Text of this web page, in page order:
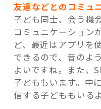
友達などとのコミュ
子ども同士、会う機
コミュニケーション
ど、最近はアプリを
できるので、昔のよ
よいですね。また、
子どももいます。中
信する子どももいる